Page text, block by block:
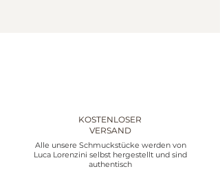
KOSTENLOSER
VERSAND
Alle unsere Schmuckstücke werden von
Luca Lorenzini selbst hergestellt und sind
authentisch